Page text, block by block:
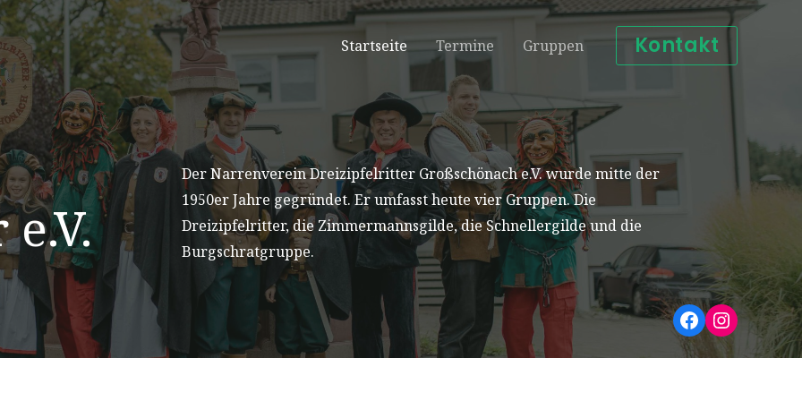
Startseite Termine Gruppen Kontakt
Der Narrenverein Dreizipfelritter Großschönach e.V. wurde mitte der
1950er Jahre gegründet. Er umfasst heute vier Gruppen. Die
Dreizipfelritter, die Zimmermannsgilde, die Schnellergilde und die
Burgschratgruppe.
Facebook